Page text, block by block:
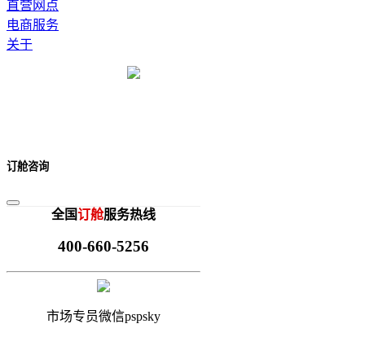
直营网点
电商服务
关于
订舱咨询
全国订舱服务热线
400-660-5256
市场专员微信pspsky